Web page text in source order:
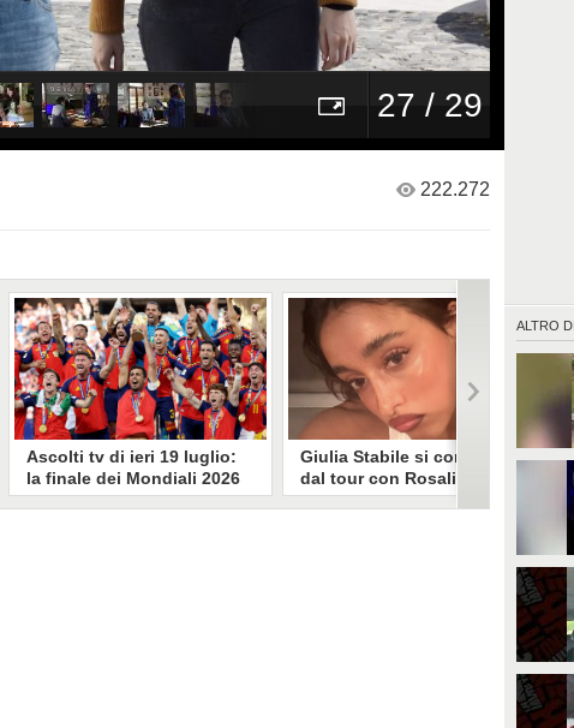
27 / 29
ALTRO DI
222.272
Ascolti tv di ieri 19 luglio:
la finale dei Mondiali 2026
Spagna-Argentina
Giulia Stabile si confessa
dal tour con Rosalia: "Non
sono stata bene, costretta
ballo di Rosalia, Giulia Stabile si è
lasciata andare a una confessione
altri. A volte è già dentro di noi".